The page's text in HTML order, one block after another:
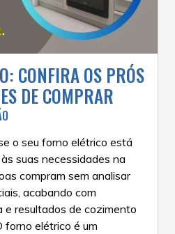
CONFIRA OS PRÓS
DE COMPRAR
o seu forno elétrico está
suas necessidades na
compram sem analisar
acabando com
e resultados de cozimento
forno elétrico é um